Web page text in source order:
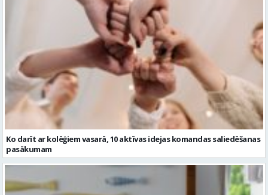
Ko darīt ar kolēģiem vasarā, 10 aktīvas idejas komandas saliedēšanas
pasākumam